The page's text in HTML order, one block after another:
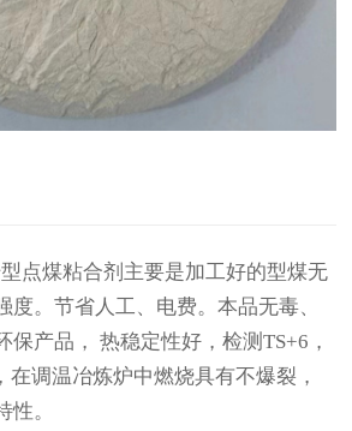
点煤粘合剂主要是加工好的型煤无
度。节省人工、电费。本品无毒、
保产品， 热稳定性好，检测TS+6，
在调温冶炼炉中燃烧具有不爆裂，
性。